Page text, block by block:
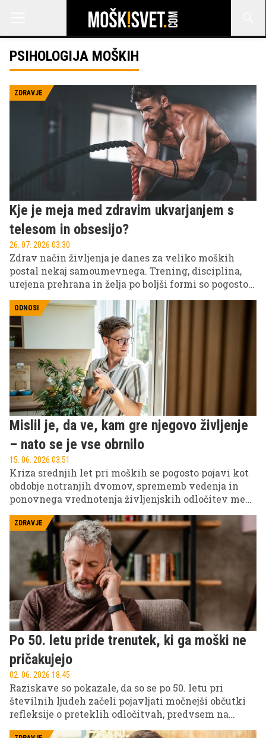
PSIHOLOGIJA MOŠKIH
ZDRAVJE
Kje je meja med zdravim ukvarjanjem s
telesom in obsesijo?
26. 07. 2026 03.30
Zdrav način življenja je danes za veliko moških
postal nekaj samoumevnega. Trening, disciplina,
urejena prehrana in želja po boljši formi so pogosto
samonadzora.
ODNOSI
Mislil je, da ve, kam gre njegovo življenje
– nato se je vse obrnilo
15. 06. 2026 03.51
Kriza srednjih let pri moških se pogosto pojavi kot
obdobje notranjih dvomov, sprememb vedenja in
ponovnega vrednotenja življenjskih odločitev med
približno 40. in 55. letom.
ZDRAVJE
Po 50. letu pride trenutek, ki ga moški ne
pričakujejo
02. 06. 2026 18.45
Raziskave so pokazale, da so se po 50. letu pri
številnih ljudeh začeli pojavljati močnejši občutki
refleksije o preteklih odločitvah, predvsem na
področju kariere, družine in osebnih priložnosti.